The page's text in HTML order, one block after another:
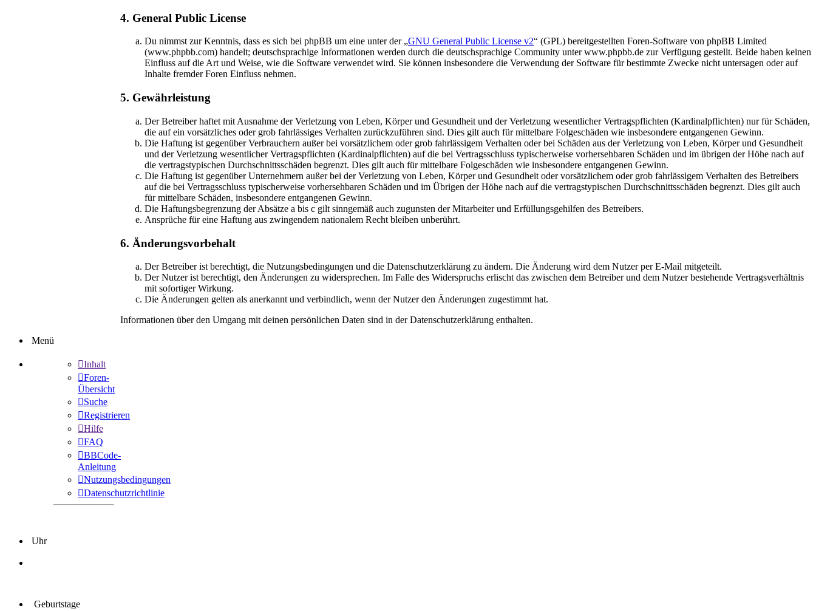
4. General Public License
Du nimmst zur Kenntnis, dass es sich bei phpBB um eine unter der „GNU General Public License v2“ (GPL) bereitgestellten Foren-Software von phpBB Limited
(www.phpbb.com) handelt; deutschsprachige Informationen werden durch die deutschsprachige Community unter www.phpbb.de zur Verfügung gestellt. Beide haben keinen
Einfluss auf die Art und Weise, wie die Software verwendet wird. Sie können insbesondere die Verwendung der Software für bestimmte Zwecke nicht untersagen oder auf
Inhalte fremder Foren Einfluss nehmen.
5. Gewährleistung
Der Betreiber haftet mit Ausnahme der Verletzung von Leben, Körper und Gesundheit und der Verletzung wesentlicher Vertragspflichten (Kardinalpflichten) nur für Schäden,
die auf ein vorsätzliches oder grob fahrlässiges Verhalten zurückzuführen sind. Dies gilt auch für mittelbare Folgeschäden wie insbesondere entgangenen Gewinn.
Die Haftung ist gegenüber Verbrauchern außer bei vorsätzlichem oder grob fahrlässigem Verhalten oder bei Schäden aus der Verletzung von Leben, Körper und Gesundheit
und der Verletzung wesentlicher Vertragspflichten (Kardinalpflichten) auf die bei Vertragsschluss typischerweise vorhersehbaren Schäden und im übrigen der Höhe nach auf
die vertragstypischen Durchschnittsschäden begrenzt. Dies gilt auch für mittelbare Folgeschäden wie insbesondere entgangenen Gewinn.
Die Haftung ist gegenüber Unternehmern außer bei der Verletzung von Leben, Körper und Gesundheit oder vorsätzlichem oder grob fahrlässigem Verhalten des Betreibers
auf die bei Vertragsschluss typischerweise vorhersehbaren Schäden und im Übrigen der Höhe nach auf die vertragstypischen Durchschnittsschäden begrenzt. Dies gilt auch
für mittelbare Schäden, insbesondere entgangenen Gewinn.
Die Haftungsbegrenzung der Absätze a bis c gilt sinngemäß auch zugunsten der Mitarbeiter und Erfüllungsgehilfen des Betreibers.
Ansprüche für eine Haftung aus zwingendem nationalem Recht bleiben unberührt.
6. Änderungsvorbehalt
Der Betreiber ist berechtigt, die Nutzungsbedingungen und die Datenschutzerklärung zu ändern. Die Änderung wird dem Nutzer per E-Mail mitgeteilt.
Der Nutzer ist berechtigt, den Änderungen zu widersprechen. Im Falle des Widerspruchs erlischt das zwischen dem Betreiber und dem Nutzer bestehende Vertragsverhältnis
mit sofortiger Wirkung.
Die Änderungen gelten als anerkannt und verbindlich, wenn der Nutzer den Änderungen zugestimmt hat.
Informationen über den Umgang mit deinen persönlichen Daten sind in der Datenschutzerklärung enthalten.
Menü
Inhalt
Foren-
Übersicht
Suche
Registrieren
Hilfe
FAQ
BBCode-
Anleitung
Nutzungsbedingungen
Datenschutzrichtlinie
Uhr
Geburtstage